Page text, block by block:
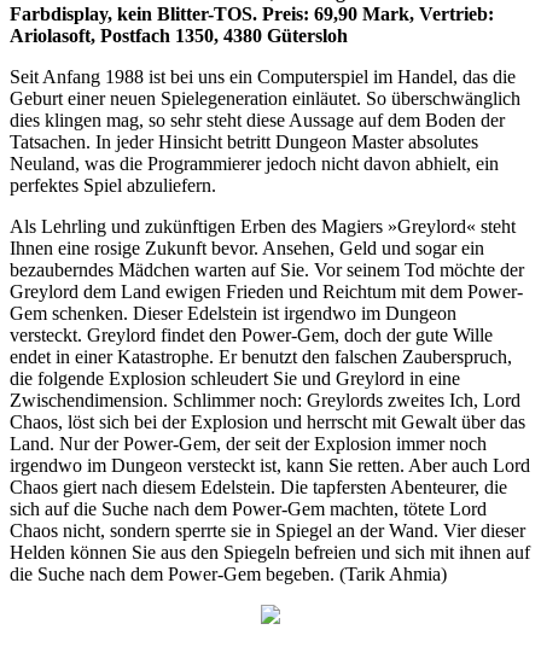
Farbdisplay, kein Blitter-TOS. Preis: 69,90 Mark, Vertrieb:
Ariolasoft, Postfach 1350, 4380 Gütersloh
Seit Anfang 1988 ist bei uns ein Computerspiel im Handel, das die
Geburt einer neuen Spielegeneration einläutet. So überschwänglich
dies klingen mag, so sehr steht diese Aussage auf dem Boden der
Tatsachen. In jeder Hinsicht betritt Dungeon Master absolutes
Neuland, was die Programmierer jedoch nicht davon abhielt, ein
perfektes Spiel abzuliefern.
Als Lehrling und zukünftigen Erben des Magiers »Greylord« steht
Ihnen eine rosige Zukunft bevor. Ansehen, Geld und sogar ein
bezauberndes Mädchen warten auf Sie. Vor seinem Tod möchte der
Greylord dem Land ewigen Frieden und Reichtum mit dem Power-
Gem schenken. Dieser Edelstein ist irgendwo im Dungeon
versteckt. Greylord findet den Power-Gem, doch der gute Wille
endet in einer Katastrophe. Er benutzt den falschen Zauberspruch,
die folgende Explosion schleudert Sie und Greylord in eine
Zwischendimension. Schlimmer noch: Greylords zweites Ich, Lord
Chaos, löst sich bei der Explosion und herrscht mit Gewalt über das
Land. Nur der Power-Gem, der seit der Explosion immer noch
irgendwo im Dungeon versteckt ist, kann Sie retten. Aber auch Lord
Chaos giert nach diesem Edelstein. Die tapfersten Abenteurer, die
sich auf die Suche nach dem Power-Gem machten, tötete Lord
Chaos nicht, sondern sperrte sie in Spiegel an der Wand. Vier dieser
Helden können Sie aus den Spiegeln befreien und sich mit ihnen auf
die Suche nach dem Power-Gem begeben. (Tarik Ahmia)